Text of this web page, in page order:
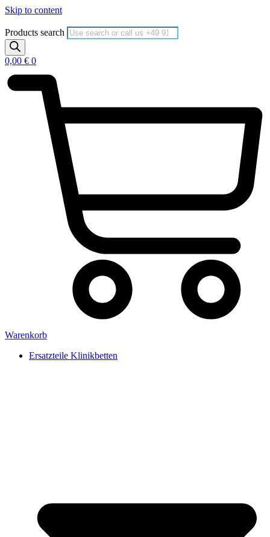
Skip to content
Products search
0,00 € 0
Warenkorb
Ersatzteile Klinikbetten